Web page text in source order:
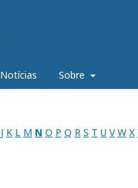
Notícias Sobre
J K L M N O P Q R S T U V W X